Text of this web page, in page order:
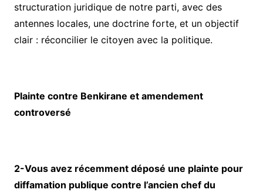
structuration juridique de notre parti, avec des
antennes locales, une doctrine forte, et un objectif
clair : réconcilier le citoyen avec la politique.
Plainte contre Benkirane et amendement
controversé
2-Vous avez récemment déposé une plainte pour
diffamation publique contre l’ancien chef du